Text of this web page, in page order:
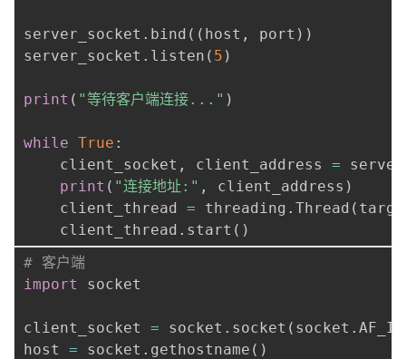
server_socket . bind ( ( host , port ) )
server_socket . listen ( 5 )
print ( "等待客户端连接..." )
while True :
    client_socket
, client_address =
print ( "连接地址:" , client_address )
    client_thread
= threading . Thread (
    client_thread
. start ( )
# 客户端
import
socket
client_socket = socket . socket ( socket .
host = socket . gethostname ( )